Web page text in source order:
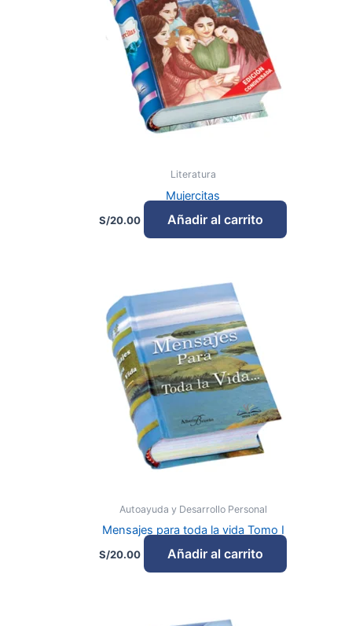
Literatura
Mujercitas
S/20.00 Añadir al carrito
Autoayuda y Desarrollo Personal
Mensajes para toda la vida Tomo I
S/20.00 Añadir al carrito